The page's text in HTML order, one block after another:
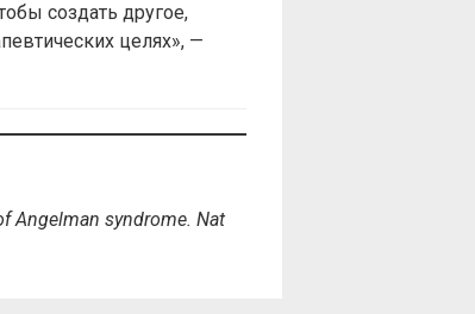
создать другое,
целях», —
Angelman syndrome. Nat